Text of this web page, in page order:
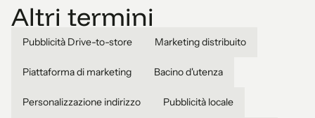
Altri termini
Pubblicità Drive-to-store Marketing distribuito
Piattaforma di marketing Bacino d'utenza
Personalizzazione indirizzo Pubblicità locale